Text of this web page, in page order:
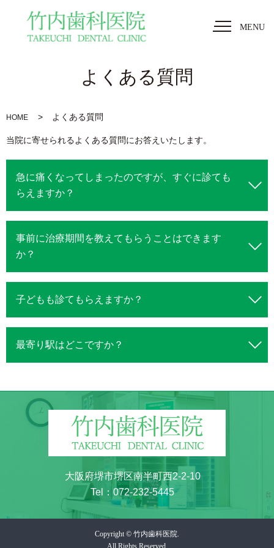
MENU
よくある質問
HOME よくある質問
当院に寄せられるよくある質問にお答えいたします。
急に痛くなってしまったのですが、すぐに診ても
らえますか？
事前に治療期間を教えてもらうことはできます
か？
子どもも診てもらえますか？
最寄り駅はどこですか？
大阪府堺市堺区南半町西2-2-10
Tel： 072-232-5445
Copyright © 竹内歯科医院.
All Rights Reserved.